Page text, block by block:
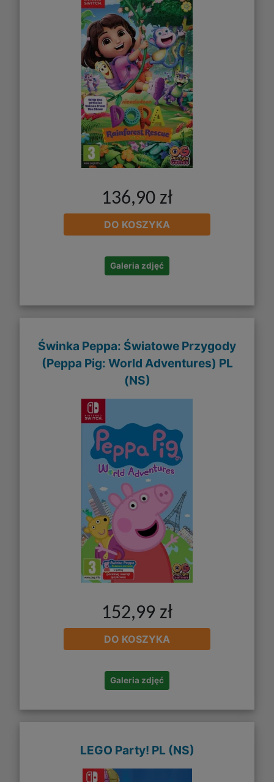
136,90 zł
DO KOSZYKA
Galeria zdjęć
Świnka Peppa: Światowe Przygody
(Peppa Pig: World Adventures) PL
(NS)
152,99 zł
DO KOSZYKA
Galeria zdjęć
LEGO Party! PL (NS)